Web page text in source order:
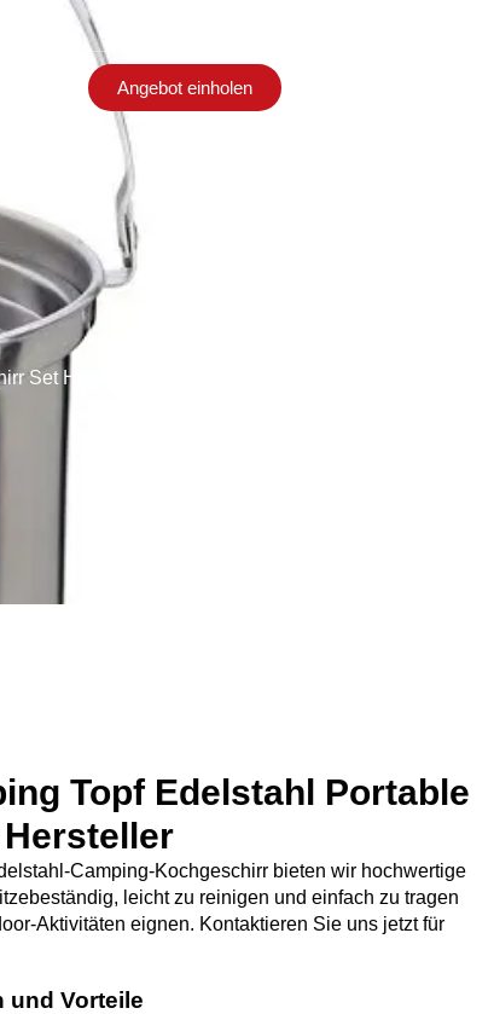
Angebot einholen
Set Hersteller
Topf Edelstahl Portable
Camping-Kochgeschirr bieten wir hochwertige
leicht zu reinigen und einfach zu tragen
Aktivitäten eignen. Kontaktieren Sie uns jetzt für
und Vorteile